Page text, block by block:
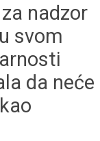
nadzor
svom
da neće